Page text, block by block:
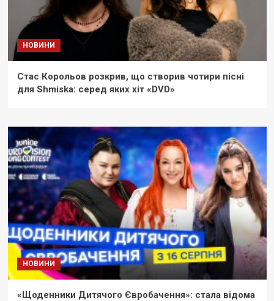
НОВИНИ
Стас Корольов розкрив, що створив чотири пісні
для Shmiska: серед яких хіт «DVD»
НОВИНИ
«Щоденники Дитячого Євробачення»: стала відома